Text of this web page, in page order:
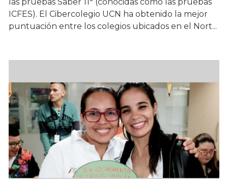
ICFES). El Cibercolegio UCN ha obtenido la mejor
puntuación entre los colegios ubicados en el Nort...